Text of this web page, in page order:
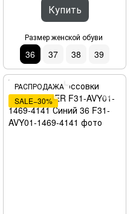
Купить
Размер женской обуви
36 37 38 39
РАСПРОДАЖА
SALE−30%